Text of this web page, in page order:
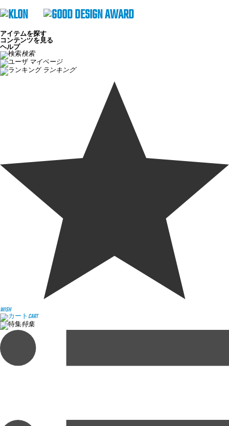
アイテムを探す
コンテンツを見る
ヘルプ
検索
マイページ
ランキング
WISH
CART
特集